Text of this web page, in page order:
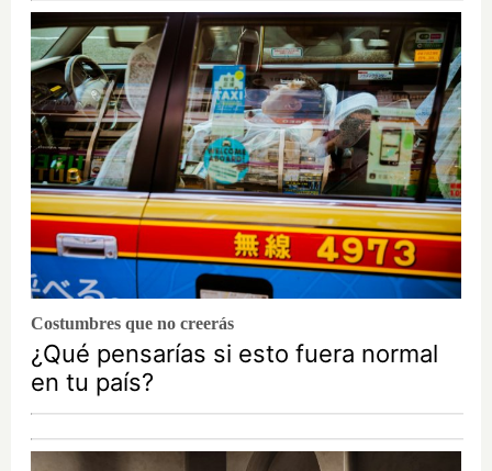
Costumbres que no creerás
¿Qué pensarías si esto fuera normal
en tu país?